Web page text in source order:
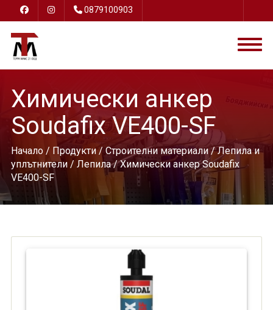
0879100903
Химически анкер
Soudafix VE400-SF
Начало/ Продукти/Строителни материали/Лепила и
уплътнители/ Лепила/ Химически анкер Soudafix
VE400-SF